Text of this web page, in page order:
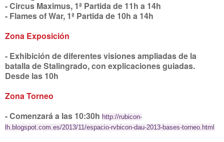
- Circus Maximus, 1ª Partida de 11h a 14h
- Flames of War, 1ª Partida de 10h a 14h
Zona Exposición
- Exhibición de diferentes visiones ampliadas de la
batalla de Stalingrado, con explicaciones guiadas.
Desde las 10h
Zona Torneo
- Comenzará a las 10:30h http://rubicon-
lh.blogspot.com.es/2013/11/espacio-rvbicon-dau-2013-bases-torneo.html